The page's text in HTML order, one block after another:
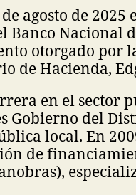
de agosto de
Banco Nacional
otorgado por
de Hacienda,
en el sector
Gobierno del
local. En
de